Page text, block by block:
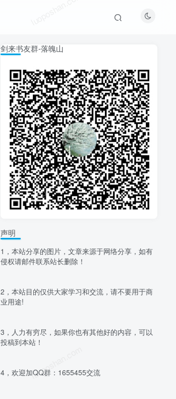
luoposhan.com
luoposhan.com
剑来书友群-落魄山
声明
1，本站分享的图片，文章来源于网络分享，如有
侵权请邮件联系站长删除！
2，本站目的仅供大家学习和交流，请不要用于商
业用途!
3，人力有穷尽，如果你也有其他好的内容，可以
投稿到本站！
4，欢迎加QQ群：1655455交流